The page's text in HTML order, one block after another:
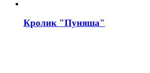
Кролик "Пуняша"